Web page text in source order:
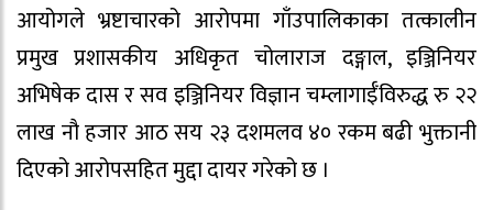
आयोगले भ्रष्टाचारको आरोपमा गाँउपालिकाका तत्कालीन
प्रमुख प्रशासकीय अधिकृत चोलाराज दङ्गाल, इञ्जिनियर
अभिषेक दास र सव इञ्जिनियर विज्ञान चम्लागाईँविरुद्ध रु २२
लाख नौ हजार आठ सय २३ दशमलव ४० रकम बढी भुक्तानी
दिएको आरोपसहित मुद्दा दायर गरेको छ ।